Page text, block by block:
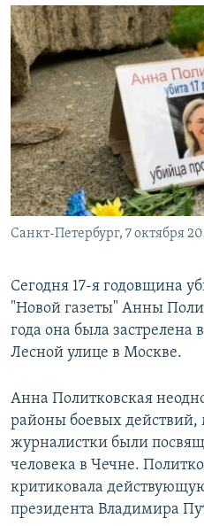
Вернутся
поиску
КАВКАЗ.РЕАЛИИ
СЕВЕР.РЕАЛИИ
СИБИРЬ.РЕАЛИИ
РАСПИСАНИЕ ВЕЩАНИЯ
ПОДПИШИТЕСЬ НА
СОЦИАЛЬНЫЕ СЕТИ
Все сайты РСЕ/РС
Санкт-Петербург, 7 октября
Сегодня 17-я годовщина
"Новой газеты" Анны
года она была застрелена
Лесной улице в Москве.
Анна Политковская
районы боевых
журналистки были
человека в Чечне.
критиковала
президента Владимира